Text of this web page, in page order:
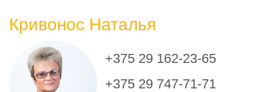
Кривонос Наталья
+375 29 162-23-65
+375 29 747-71-71